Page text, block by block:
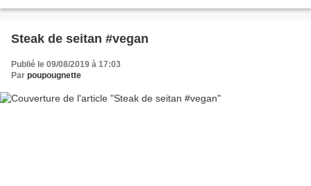
Steak de seitan #vegan
Publié le 09/08/2019 à 17:03
Par poupougnette